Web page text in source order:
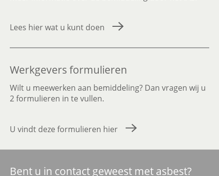
Lees hier wat u kunt doen
Werkgevers formulieren
Wilt u meewerken aan bemiddeling? Dan vragen wij u
2 formulieren in te vullen.
U vindt deze formulieren hier
Bent u in contact geweest met asbest?